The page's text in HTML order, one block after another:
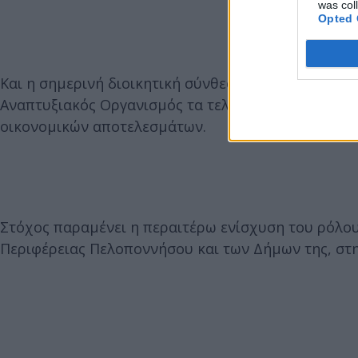
was
Opted
Και η σημερινή διοικητική σύνθεση αναλαμβάνει
Αναπτυξιακός Οργανισμός τα τελευταία χρόνια,
οικονομικών αποτελεσμάτων.
Στόχος παραμένει η περαιτέρω ενίσχυση του
Περιφέρειας Πελοποννήσου και των Δήμων της,